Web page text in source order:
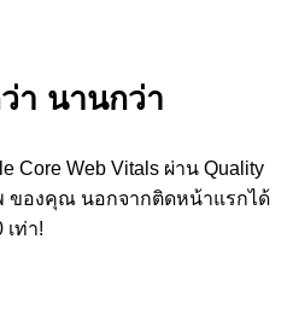
า นานกว่า
Web Vitals ผ่าน Quality
พ ของคุณ นอกจากติดหน้าแรกได้
ท่า!